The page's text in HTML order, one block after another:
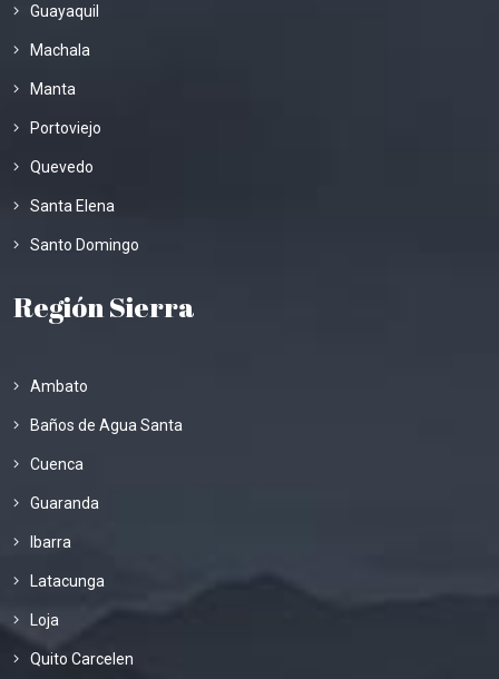
Guayaquil
Machala
Manta
Portoviejo
Quevedo
Santa Elena
Santo Domingo
Región Sierra
Ambato
Baños de Agua Santa
Cuenca
Guaranda
Ibarra
Latacunga
Loja
Quito Carcelen